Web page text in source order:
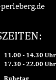
11.00 - 14.30
17.30 - 22.00 Uhr
Ruhetag